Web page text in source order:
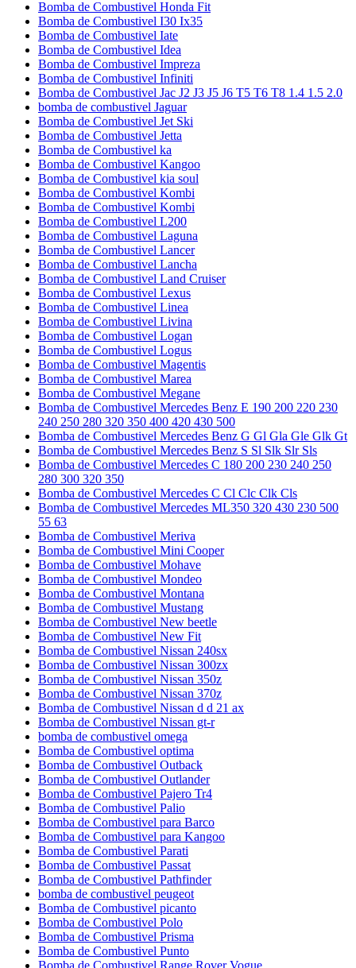
Bomba de Combustivel Honda Fit
Bomba de Combustivel I30 Ix35
Bomba de Combustivel Iate
Bomba de Combustivel Idea
Bomba de Combustivel Impreza
Bomba de Combustivel Infiniti
Bomba de Combustivel Jac J2 J3 J5 J6 T5 T6 T8 1.4 1.5 2.0
bomba de combustivel Jaguar
Bomba de Combustivel Jet Ski
Bomba de Combustivel Jetta
Bomba de Combustivel ka
Bomba de Combustivel Kangoo
Bomba de Combustivel kia soul
Bomba de Combustivel Kombi
Bomba de Combustivel Kombi
Bomba de Combustivel L200
Bomba de Combustivel Laguna
Bomba de Combustivel Lancer
Bomba de Combustivel Lancha
Bomba de Combustivel Land Cruiser
Bomba de Combustivel Lexus
Bomba de Combustivel Linea
Bomba de Combustivel Livina
Bomba de Combustivel Logan
Bomba de Combustivel Logus
Bomba de Combustivel Magentis
Bomba de Combustivel Marea
Bomba de Combustivel Megane
Bomba de Combustivel Mercedes Benz E 190 200 220 230
240 250 280 320 350 400 420 430 500
Bomba de Combustivel Mercedes Benz G Gl Gla Gle Glk Gt
Bomba de Combustivel Mercedes Benz S Sl Slk Slr Sls
Bomba de Combustivel Mercedes C 180 200 230 240 250
280 300 320 350
Bomba de Combustivel Mercedes C Cl Clc Clk Cls
Bomba de Combustivel Mercedes ML350 320 430 230 500
55 63
Bomba de Combustivel Meriva
Bomba de Combustivel Mini Cooper
Bomba de Combustivel Mohave
Bomba de Combustivel Mondeo
Bomba de Combustivel Montana
Bomba de Combustivel Mustang
Bomba de Combustivel New beetle
Bomba de Combustivel New Fit
Bomba de Combustivel Nissan 240sx
Bomba de Combustivel Nissan 300zx
Bomba de Combustivel Nissan 350z
Bomba de Combustivel Nissan 370z
Bomba de Combustivel Nissan d d 21 ax
Bomba de Combustivel Nissan gt-r
bomba de combustivel omega
Bomba de Combustivel optima
Bomba de Combustivel Outback
Bomba de Combustivel Outlander
Bomba de Combustivel Pajero Tr4
Bomba de Combustivel Palio
Bomba de Combustivel para Barco
Bomba de Combustivel para Kangoo
Bomba de Combustivel Parati
Bomba de Combustivel Passat
Bomba de Combustivel Pathfinder
bomba de combustivel peugeot
Bomba de Combustivel picanto
Bomba de Combustivel Polo
Bomba de Combustivel Prisma
Bomba de Combustivel Punto